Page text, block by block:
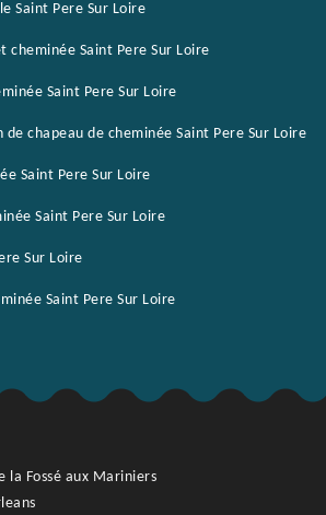
Saint Pere Sur Loire
cheminée Saint Pere Sur Loire
Saint Pere Sur Loire
chapeau de cheminée Saint Pere Sur Loire
Saint Pere Sur Loire
Saint Pere Sur Loire
Sur Loire
Saint Pere Sur Loire
la Fossé aux Mariniers